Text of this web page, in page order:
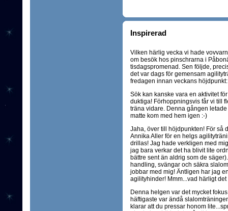
Inspirerad
Vilken härlig vecka vi hade
om besök hos pinschrarna i
tisdagspromenad. Sen följde,
det var dags för gemensam
fredagen innan veckans
Sök kan kanske vara en aktivitet
duktiga! Förhoppningsvis får vi till
träna vidare. Denna gången
matte kom med hem igen :-)
Jaha, över till höjdpunkten! För så
Annika Aller för en helgs
drillas! Jag hade verkligen med
jag bara verkar det ha blivit lite
bättre sent än aldrig som de
handling, svängar och säkra
jobbar med mig! Äntligen har jag
agilityhinder! Mmm...vad härligt det
Denna helgen var det mycket
häftigaste var ändå
klarar att du pressar honom